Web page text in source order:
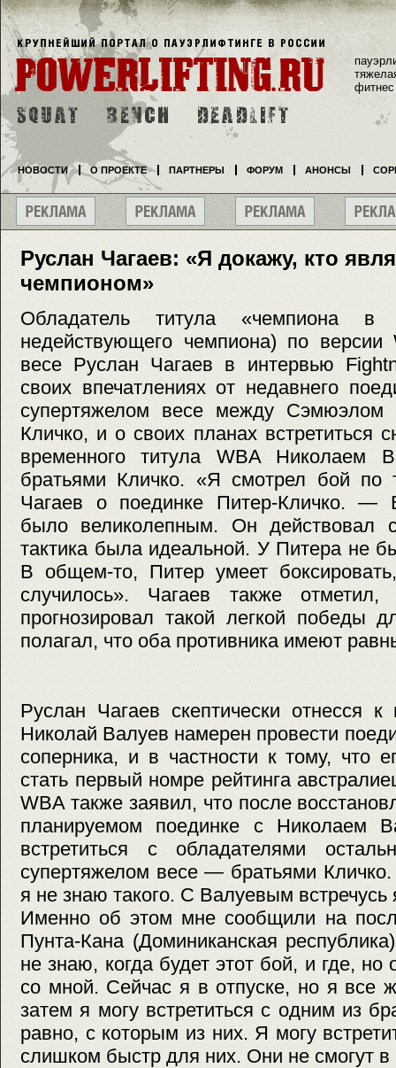
Руслан Чагаев: «Я докажу, кто
чемпионом»
Обладатель титула «чемпиона в
недействующего чемпиона) по
весе Руслан Чагаев в интервью
своих впечатлениях от недавнего
супертяжелом весе между
Кличко, и о своих планах встретиться
временного титула WBA Николаем
братьями Кличко. «Я смотрел бой по
Чагаев о поединке Питер-Кличко. —
было великолепным. Он действовал
тактика была идеальной. У Питера не
В общем-то, Питер умеет
случилось». Чагаев также
прогнозировал такой легкой победы
полагал, что оба противника имеют
Руслан Чагаев скептически отнесся
Николай Валуев намерен провести
соперника, и в частности к тому, что
стать первый номре рейтинга
WBA также заявил, что после
планируемом поединке с Николаем
встретиться с обладателями
супертяжелом весе — братьями
я не знаю такого. С Валуевым
Именно об этом мне сообщили на
Пунта-Кана (Доминиканская
не знаю, когда будет этот бой, и где, но
со мной. Сейчас я в отпуске, но я все
затем я могу встретиться с одним из
равно, с которым из них. Я могу
слишком быстр для них. Они не смогут в
фитнес
НОВОСТИ О ПРОЕКТЕ ПАРТНЕРЫ ФОРУМ АНОНСЫ